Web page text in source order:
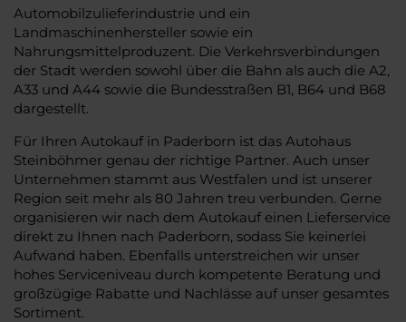
Automobilzulieferindustrie und ein
Landmaschinenhersteller sowie ein
Nahrungsmittelproduzent. Die Verkehrsverbindungen
der Stadt werden sowohl über die Bahn als auch die A2,
A33 und A44 sowie die Bundesstraßen B1, B64 und B68
dargestellt.
Für Ihren Autokauf in Paderborn ist das Autohaus
Steinböhmer genau der richtige Partner. Auch unser
Unternehmen stammt aus Westfalen und ist unserer
Region seit mehr als 80 Jahren treu verbunden. Gerne
organisieren wir nach dem Autokauf einen Lieferservice
direkt zu Ihnen nach Paderborn, sodass Sie keinerlei
Aufwand haben. Ebenfalls unterstreichen wir unser
hohes Serviceniveau durch kompetente Beratung und
großzügige Rabatte und Nachlässe auf unser gesamtes
Sortiment.